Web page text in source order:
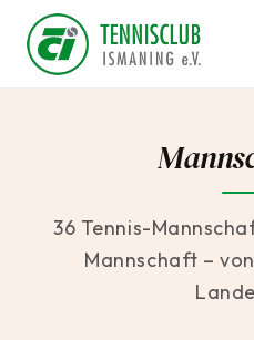
36 Tennis-
Mannschaft –